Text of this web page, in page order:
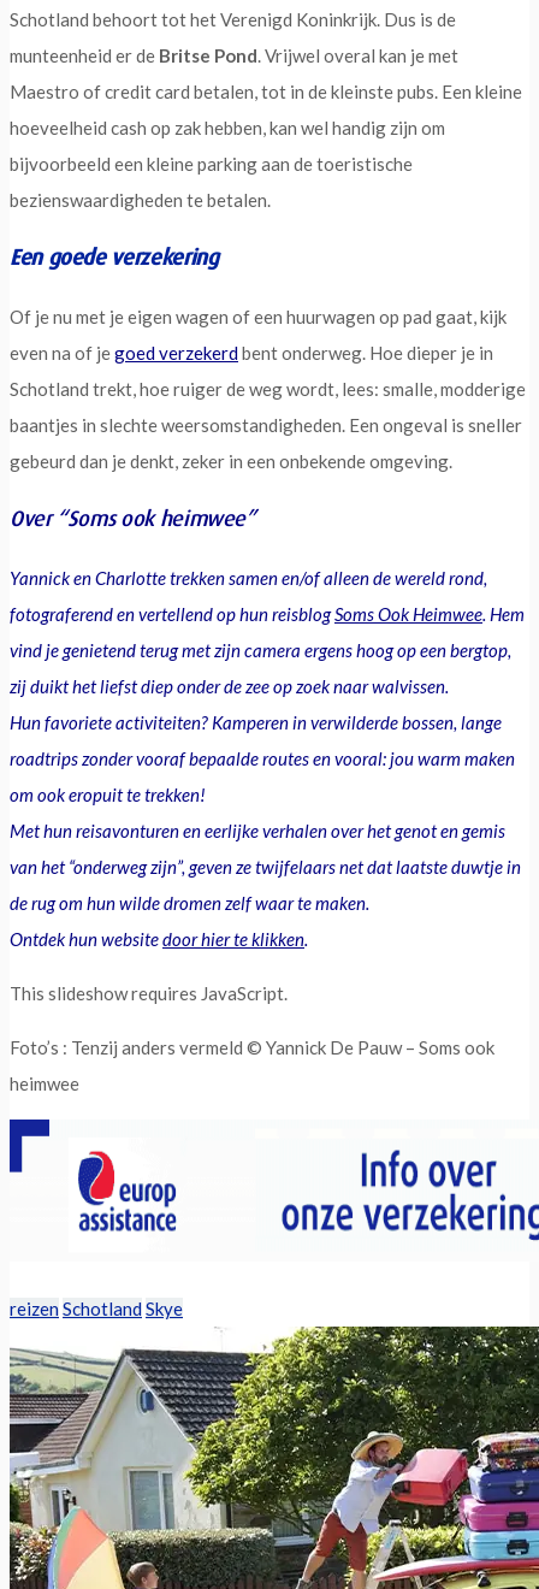
Schotland behoort tot het Verenigd Koninkrijk. Dus is de
munteenheid er de Britse Pond. Vrijwel overal kan je met
Maestro of credit card betalen, tot in de kleinste pubs. Een kleine
hoeveelheid cash op zak hebben, kan wel handig zijn om
bijvoorbeeld een kleine parking aan de toeristische
bezienswaardigheden te betalen.
Een goede verzekering
Of je nu met je eigen wagen of een huurwagen op pad gaat, kijk
even na of jegoed verzekerdbent onderweg. Hoe dieper je in
Schotland trekt, hoe ruiger de weg wordt, lees: smalle, modderige
baantjes in slechte weersomstandigheden. Een ongeval is sneller
gebeurd dan je denkt, zeker in een onbekende omgeving.
Over “Soms ook heimwee”
Yannick en Charlotte trekken samen en/of alleen de wereld rond,
fotograferend en vertellend op hun reisblogSoms Ook Heimwee. Hem
vind je genietend terug met zijn camera ergens hoog op een bergtop,
zij duikt het liefst diep onder de zee op zoek naar walvissen.
Hun favoriete activiteiten? Kamperen in verwilderde bossen, lange
roadtrips zonder vooraf bepaalde routes en vooral: jou warm maken
om ook eropuit te trekken!
Met hun reisavonturen en eerlijke verhalen over het genot en gemis
van het “onderweg zijn”, geven ze twijfelaars net dat laatste duwtje in
de rug om hun wilde dromen zelf waar te maken.
Ontdek hun websitedoor hier te klikken.
This slideshow requires JavaScript.
Foto’s : Tenzij anders vermeld © Yannick De Pauw – Soms ook
heimwee
reizen Schotland Skye